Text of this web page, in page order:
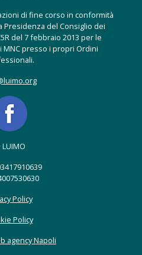
di fine corso in conformità
Presidenza del Consiglio dei
del 7 febbraio 2013 per le
MNC presso i propri Ordini
Policy
Policy
agency Napoli